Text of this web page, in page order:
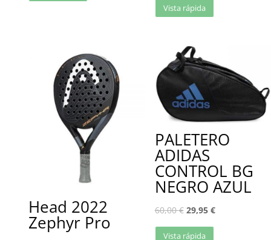
Vista rápida
Head 2022
Zephyr Pro
PALETERO
ADIDAS
CONTROL BG
NEGRO AZUL
60,00€ 29,95 €
Vista rápida